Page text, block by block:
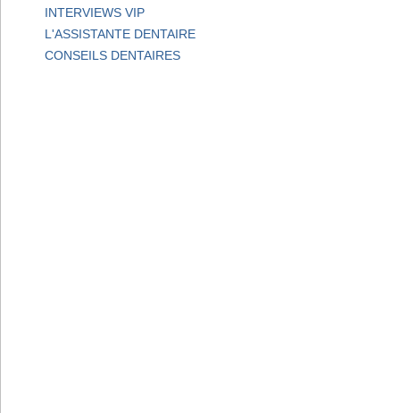
INTERVIEWS VIP
L'ASSISTANTE DENTAIRE
CONSEILS DENTAIRES